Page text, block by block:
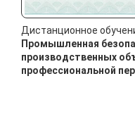
Дистанционное
Промышленная
производственных
профессиональной